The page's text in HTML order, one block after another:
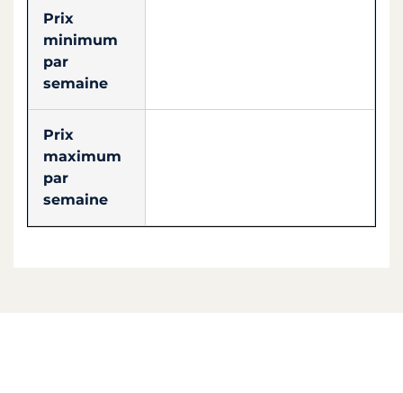
Prix
minimum
par
semaine
Prix
maximum
par
semaine